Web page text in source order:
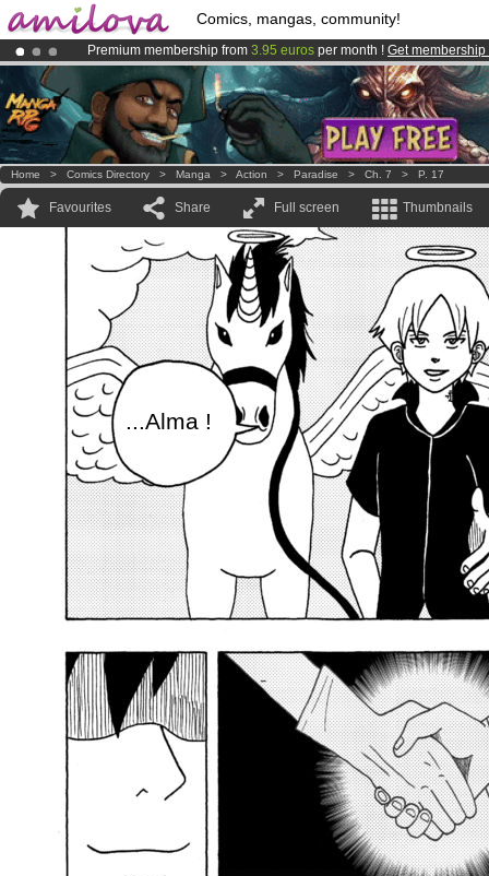
Comics, mangas, community!
Premium membership from 3.95 euros per month ! Get membership
Already 134393membersand 1208comics & mangas!.
AmilovaKickstarter is now LIVE!.
Home > Comics Directory > Manga > Action > Paradise > Ch. 7 > P. 17
Favourites Share Full screen Thumbnails
...Alma !